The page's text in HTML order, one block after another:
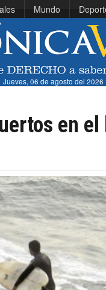
Mundo
Jueves, 06 de agosto del 2026
en el